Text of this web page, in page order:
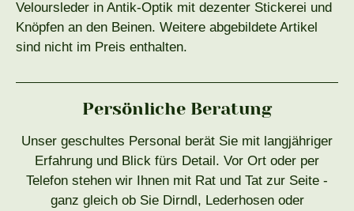
Veloursleder in Antik-Optik mit dezenter Stickerei und
Knöpfen an den Beinen. Weitere abgebildete Artikel
sind nicht im Preis enthalten.
Persönliche Beratung
Unser geschultes Personal berät Sie mit langjähriger
Erfahrung und Blick fürs Detail. Vor Ort oder per
Telefon stehen wir Ihnen mit Rat und Tat zur Seite -
ganz gleich ob Sie Dirndl, Lederhosen oder